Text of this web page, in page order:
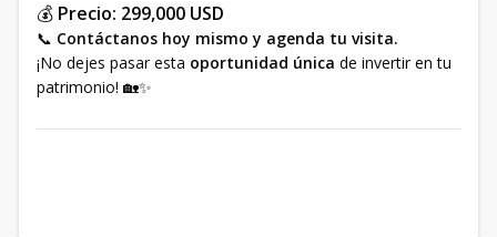
💰 Precio: 299,000 USD
📞 Contáctanos hoy mismo y agenda tu visita.
¡No dejes pasar esta oportunidad única de invertir en tu
patrimonio! 🏡✨